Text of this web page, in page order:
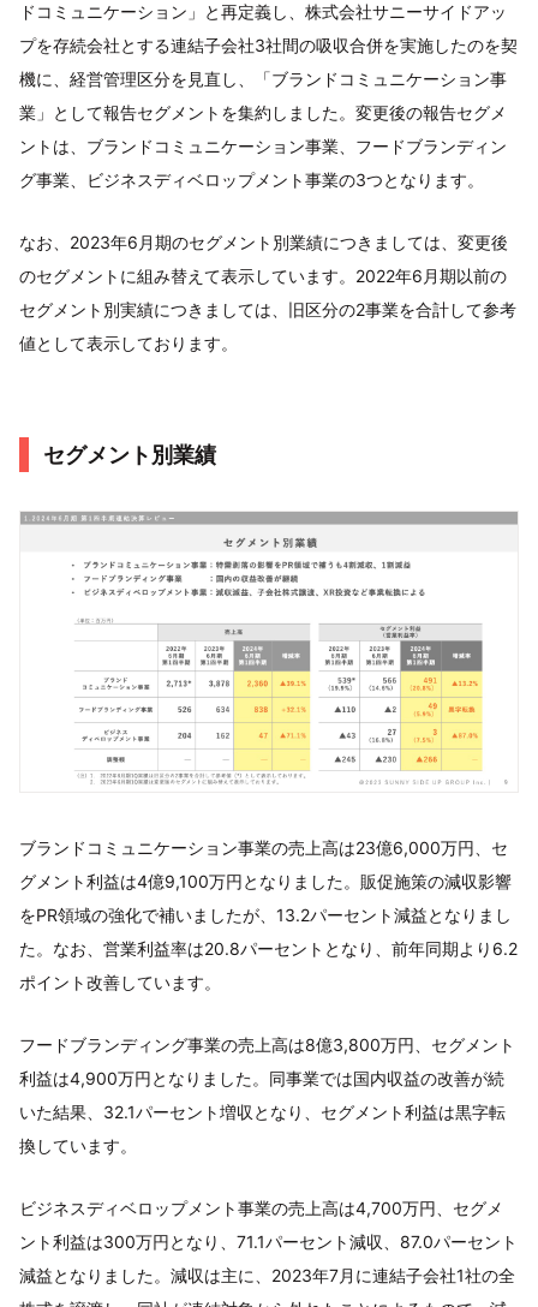
ドコミュニケーション」と再定義し、株式会社サニーサイドアッ
プを存続会社とする連結子会社3社間の吸収合併を実施したのを契
機に、経営管理区分を見直し、「ブランドコミュニケーション事
業」として報告セグメントを集約しました。変更後の報告セグメ
ントは、ブランドコミュニケーション事業、フードブランディン
グ事業、ビジネスディベロップメント事業の3つとなります。
なお、2023年6月期のセグメント別業績につきましては、変更後
のセグメントに組み替えて表示しています。2022年6月期以前の
セグメント別実績につきましては、旧区分の2事業を合計して参考
値として表示しております。
セグメント別業績
ブランドコミュニケーション事業の売上高は23億6,000万円、セ
グメント利益は4億9,100万円となりました。販促施策の減収影響
をPR領域の強化で補いましたが、13.2パーセント減益となりまし
た。なお、営業利益率は20.8パーセントとなり、前年同期より6.2
ポイント改善しています。
フードブランディング事業の売上高は8億3,800万円、セグメント
利益は4,900万円となりました。同事業では国内収益の改善が続
いた結果、32.1パーセント増収となり、セグメント利益は黒字転
換しています。
ビジネスディベロップメント事業の売上高は4,700万円、セグメ
ント利益は300万円となり、71.1パーセント減収、87.0パーセント
減益となりました。減収は主に、2023年7月に連結子会社1社の全